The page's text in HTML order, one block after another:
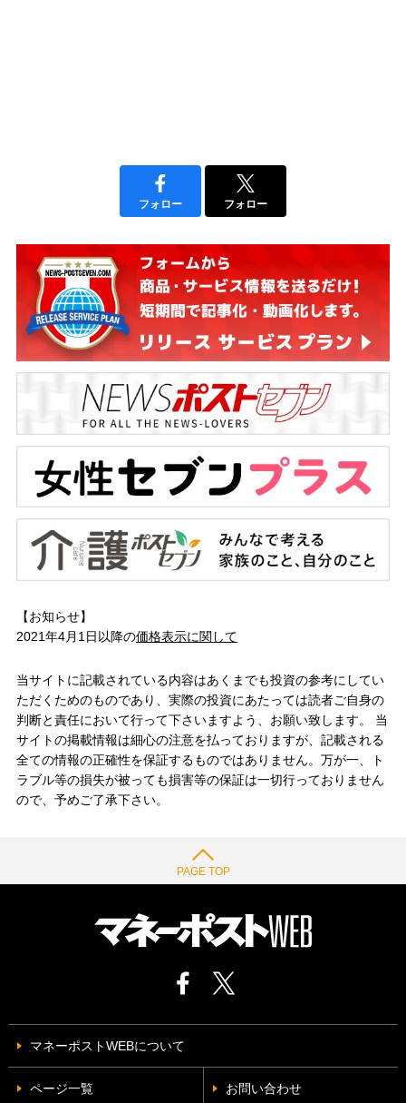
フォロー フォロー
【お知らせ】
2021年4月1日以降の価格表示に関して
当サイトに記載されている内容はあくまでも投資の参考にしてい
ただくためのものであり、実際の投資にあたっては読者ご自身の
判断と責任において行って下さいますよう、お願い致します。 当
サイトの掲載情報は細心の注意を払っておりますが、記載される
全ての情報の正確性を保証するものではありません。万が一、ト
ラブル等の損失が被っても損害等の保証は一切行っておりません
ので、予めご了承下さい。
PAGE TOP
マネーポストWEBについて
ページ一覧 お問い合わせ